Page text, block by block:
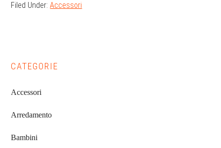
Filed Under:Accessori
Primary
Sidebar
CATEGORIE
Accessori
Arredamento
Bambini